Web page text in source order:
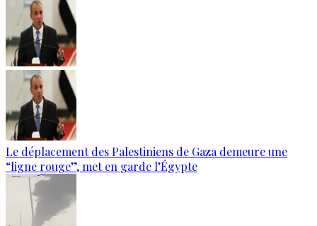
Le déplacement des Palestiniens de Gaza demeure une
“ligne rouge”, met en garde l’Égypte